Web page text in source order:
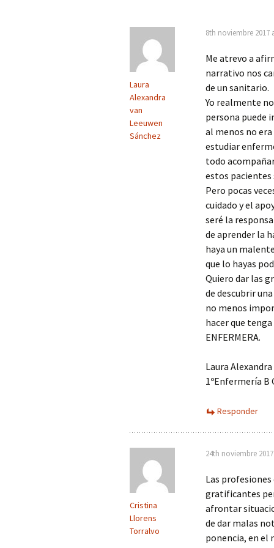
Obesidad materna y
diabetes gestacional
Personas ostomizadas
Trabajo y cáncer
Narrativas vacunales
Milagro y curación
Prevención abuso sexual
Experiencia del dolor
Dar malas noticias
Laura
Alexandra
van
Leeuwen
Sánchez
8th noviembre 2017
Me atrevo a
narrativo nos
de un sanitario.
Yo realmente
persona puede
al menos no
estudiar
todo
estos
Pero pocas
cuidado y el
seré la
de aprender la
haya un
que lo hayas
Quiero dar las
de descubrir
no menos
hacer que
ENFERMERA.
Laura
1ºEnfermería B
Responder
Cristina
Llorens
Torralvo
24th noviembre
Las
gratificantes
afrontar
de dar malas
ponencia, en el